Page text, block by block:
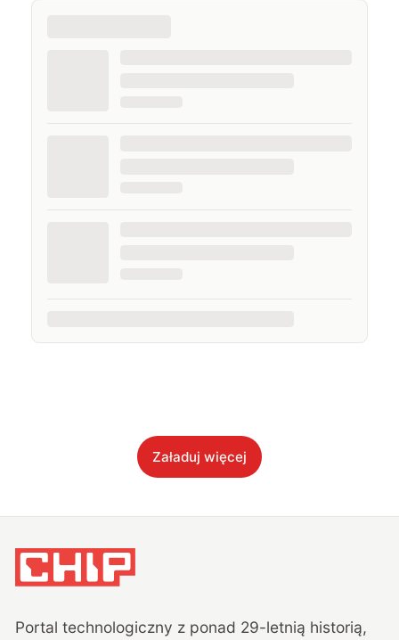
Załaduj więcej
Portal technologiczny z ponad 29-letnią historią,